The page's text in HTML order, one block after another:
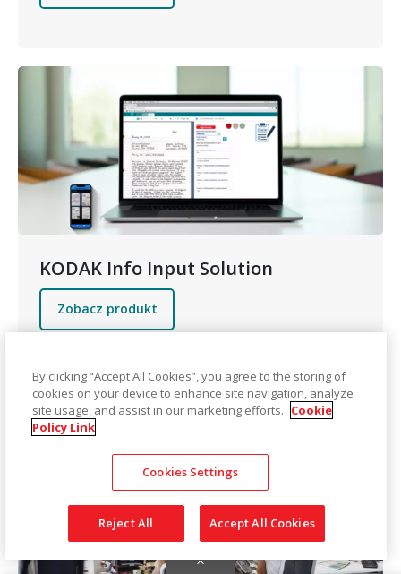
Obraz
KODAK Info Input Solution
Zobacz produkt
By clicking “Accept All Cookies”, you agree to the storing of
cookies on your device to enhance site navigation, analyze
site usage, and assist in our marketing efforts. Cookie
Policy Link
Cookies Settings
Reject All Accept All Cookies